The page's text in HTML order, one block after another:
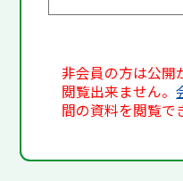
非会員の方は公開
閲覧出来ません。
間の資料を閲覧で